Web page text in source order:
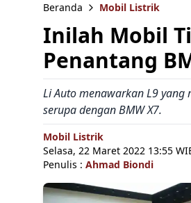
Beranda Mobil Listrik
Inilah Mobil
Penantang
Li Auto menawarkan L9 yang
serupa dengan BMW X7.
Mobil Listrik
Selasa, 22 Maret 2022 13:55
Penulis : Ahmad Biondi